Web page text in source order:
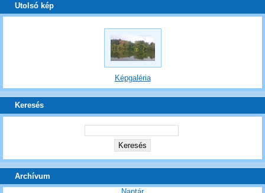
Utolsó kép
Képgaléria
Keresés
Archívum